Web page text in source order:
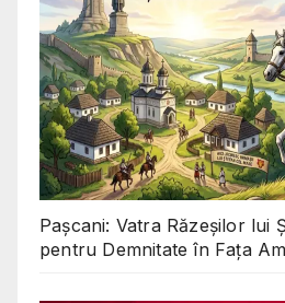
Pașcani: Vatra Răzeșilor lui
pentru Demnitate în Fața